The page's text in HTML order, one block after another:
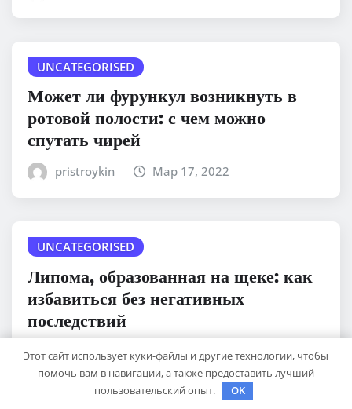
UNCATEGORISED
Может ли фурункул возникнуть в
ротовой полости: с чем можно
спутать чирей
pristroykin_ Мар 17, 2022
UNCATEGORISED
Липома, образованная на щеке: как
избавиться без негативных
последствий
pristroykin_ Мар 17, 2022
Этот сайт использует куки-файлы и другие технологии, чтобы
помочь вам в навигации, а также предоставить лучший
пользовательский опыт.
OK